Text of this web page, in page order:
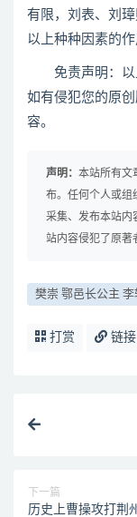
有限，刘表、刘
以上种种因素的
免责声明：以上
如有侵犯您的原
容。
声明： 本站所有文
布。任何个人或组
采集、发布本站内
站内容侵犯了原著
樊崇 鄂邑长公主
打赏 链接
下一篇
历史上曹操攻打荆